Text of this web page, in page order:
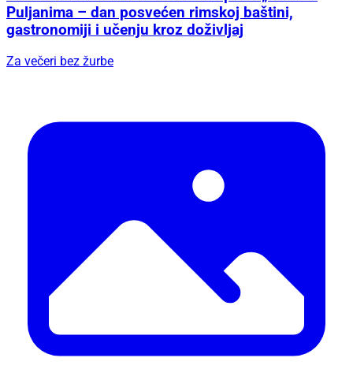
Puljanima – dan posvećen rimskoj baštini,
gastronomiji i učenju kroz doživljaj
Za večeri bez žurbe